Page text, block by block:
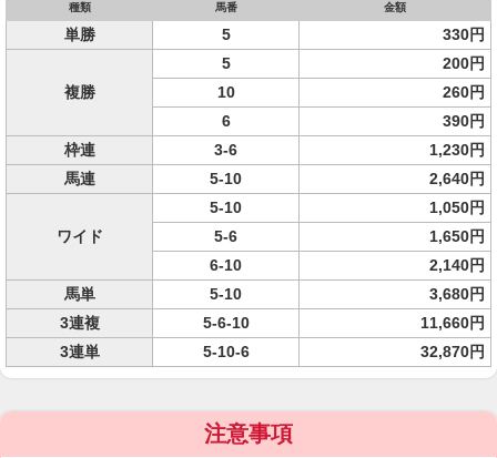
種類 馬番 金額
単勝 5 330円
複勝
5
200円
10
260円
6
390円
枠連
3-6
1,230円
馬連
5-10 2,640円
ワイド
5-10
1,050円
5-6
1,650円
6-10
2,140円
馬単
5-10
3,680円
3連複
5-6-10
11,660円
3連単
5-10-6 32,870円
注意事項